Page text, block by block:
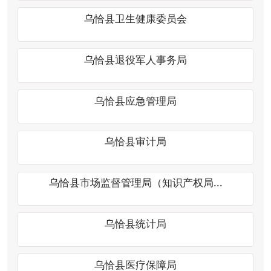
乌恰县市场监督管理局（知识产权局...
乌恰县统计局
乌恰县医疗保障局
乌恰县畜牧兽医局
乌恰县机关事务服务中心
乌恰县地震监测中心